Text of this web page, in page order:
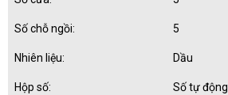
Số chỗ ngồi: 5
Nhiên liệu: Dầu
Hộp số: Số tự động